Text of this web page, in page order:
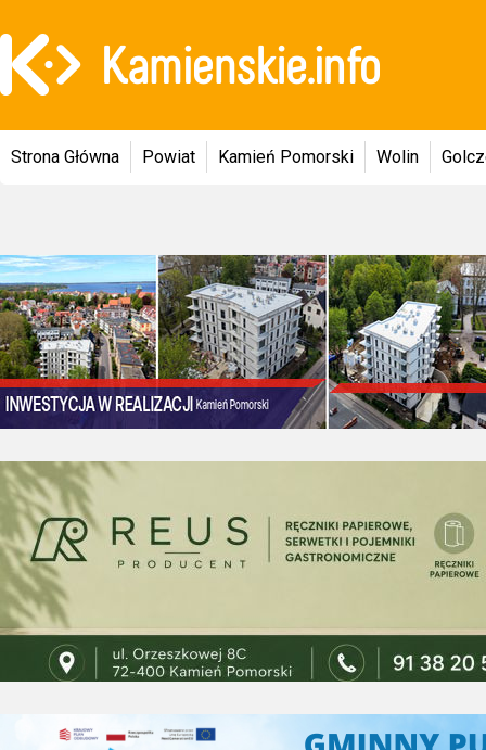
Strona Główna Powiat Kamień Pomorski Wolin